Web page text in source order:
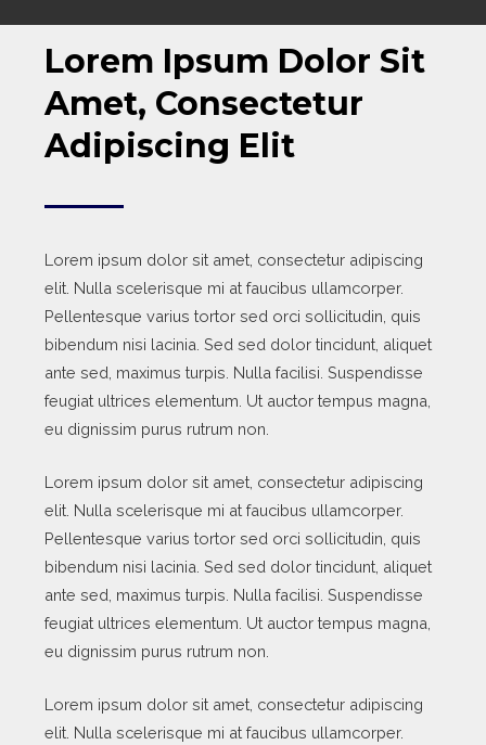
Lorem Ipsum Dolor Sit
Amet, Consectetur
Adipiscing Elit
Lorem ipsum dolor sit amet, consectetur adipiscing
elit. Nulla scelerisque mi at faucibus ullamcorper.
Pellentesque varius tortor sed orci sollicitudin, quis
bibendum nisi lacinia. Sed sed dolor tincidunt, aliquet
ante sed, maximus turpis. Nulla facilisi. Suspendisse
feugiat ultrices elementum. Ut auctor tempus magna,
eu dignissim purus rutrum non.
Lorem ipsum dolor sit amet, consectetur adipiscing
elit. Nulla scelerisque mi at faucibus ullamcorper.
Pellentesque varius tortor sed orci sollicitudin, quis
bibendum nisi lacinia. Sed sed dolor tincidunt, aliquet
ante sed, maximus turpis. Nulla facilisi. Suspendisse
feugiat ultrices elementum. Ut auctor tempus magna,
eu dignissim purus rutrum non.
Lorem ipsum dolor sit amet, consectetur adipiscing
elit. Nulla scelerisque mi at faucibus ullamcorper.